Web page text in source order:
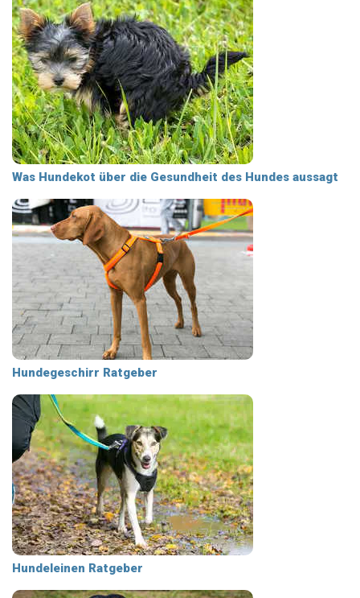
Was Hundekot über die Gesundheit des Hundes aussagt
Hundegeschirr Ratgeber
Hundeleinen Ratgeber